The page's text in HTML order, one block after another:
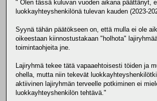
" Olen tässä kuluvan vuoden aikana päättänyt,
luokkayhteyshenkilönä tulevan kauden (2023-
Syynä tähän päätökseen on, että mulla ei ole
oikeestaan kiinnostustakaan "holhota"
toimintaohjeita jne.
Lajiryhmä tekee tätä vapaaehtoisesti töiden ja
ohella, mutta niin tekevät
aktiivinen lajiryhmän terveelle potkiminen ei
luokkayhteyshenkilön tehtävä."